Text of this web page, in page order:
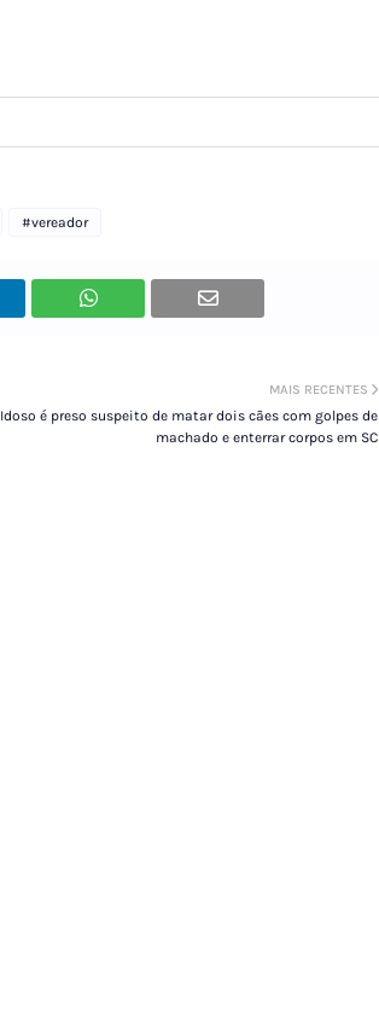
#vereador
MAIS RECENTES
Idoso é preso suspeito de matar dois cães com golpes de
machado e enterrar corpos em SC